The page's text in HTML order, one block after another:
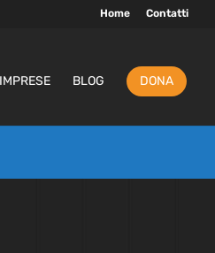
Home Contatti
BLOG DONA